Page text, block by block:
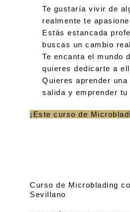
Te gustaría vivir de
realmente te
Estás estancada
buscas un cambio
Te encanta el mundo
quieres dedicarte a
Quieres aprender
salida y emprender tu
¡Este curso de
Curso de Microblading
Sevillano